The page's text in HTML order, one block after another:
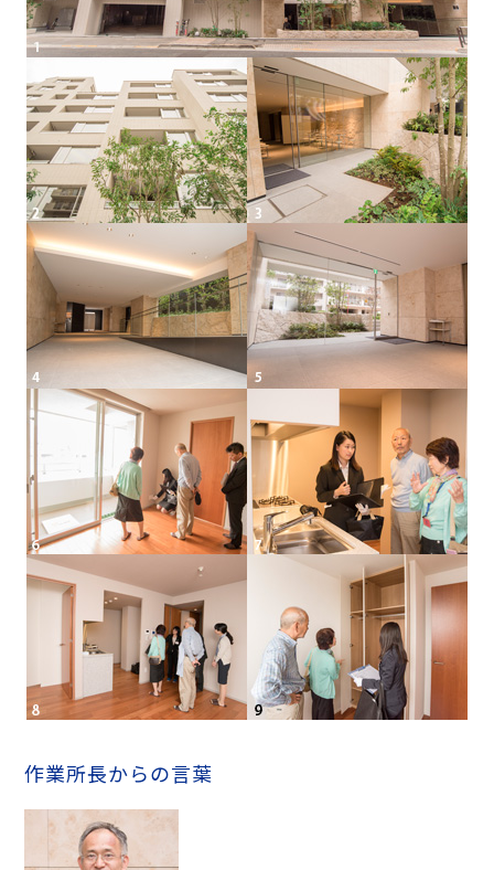
作業所長からの言葉